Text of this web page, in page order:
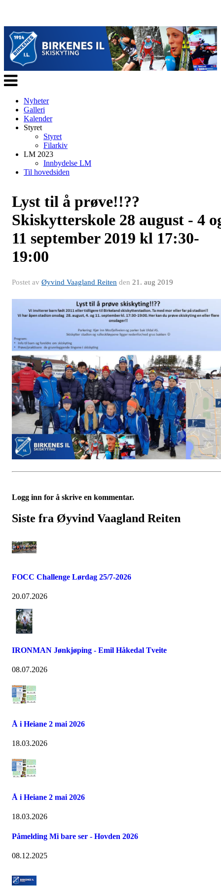
Veksle
navigasjon
Nyheter
Galleri
Kalender
Styret
Styret
Filarkiv
LM 2023
Innbydelse LM
Til hovedsiden
Lyst til å prøve!!??
Skiskytterskole 28 august - 4
11 september 2019 kl 17:30-
19:00
Postet av Øyvind Vaagland Reiten den 21. aug 2019
Logg inn for å skrive en kommentar.
Siste fra Øyvind Vaagland Reiten
FOCC Challenge Lørdag 25/7-2026
20.07.2026
IRONMAN Jønkjøping - Emil Håkedal Tveite
08.07.2026
Å i Heiane 2 mai 2026
18.03.2026
Å i Heiane 2 mai 2026
18.03.2026
Påmelding Mi bare ser - Hovden 2026
08.12.2025